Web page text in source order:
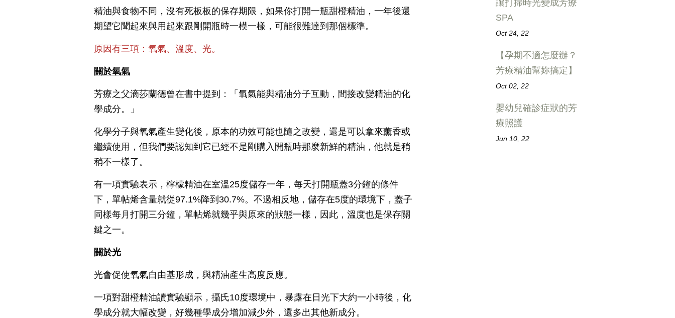
精油與食物不同，沒有死板板的保存期限，如果你打開一瓶甜橙精油，一年後還
期望它聞起來與用起來跟剛開瓶時一模一樣，可能很難達到那個標準。
原因有三項：氧氣、溫度、光。
關於氧氣
芳療之父滴莎蘭德曾在書中提到：「氧氣能與精油分子互動，間接改變精油的化
學成分。」
化學分子與氧氣產生變化後，原本的功效可能也隨之改變，還是可以拿來薰香或
繼續使用，但我們要認知到它已經不是剛購入開瓶時那麼新鮮的精油，他就是稍
稍不一樣了。
有一項實驗表示，檸檬精油在室溫25度儲存一年，每天打開瓶蓋3分鐘的條件
下，單帖烯含量就從97.1%降到30.7%。不過相反地，儲存在5度的環境下，蓋子
同樣每月打開三分鐘，單帖烯就幾乎與原來的狀態一樣，因此，溫度也是保存關
鍵之一。
關於光
光會促使氧氣自由基形成，與精油產生高度反應。
一項對甜橙精油讀實驗顯示，攝氏10度環境中，暴露在日光下大約一小時後，化
學成分就大幅改變，好幾種學成分增加減少外，還多出其他新成分。
讓打掃時光變成芳療
SPA
Oct 24, 22
【孕期不適怎麼辦？
芳療精油幫妳搞定】
Oct 02, 22
嬰幼兒確診症狀的芳
療照護
Jun 10, 22